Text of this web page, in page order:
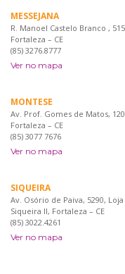
MESSEJANA
R. Manoel Castelo Branco , 515
Fortaleza – CE
(85) 3276.8777
Ver no mapa
MONTESE
Av. Prof. Gomes de Matos,
Fortaleza – CE
(85) 3077 7676
Ver no mapa
SIQUEIRA
Av. Osório de Paiva, 5290, Loja
Siqueira II, Fortaleza – CE
(85) 3022.4261
Ver no mapa